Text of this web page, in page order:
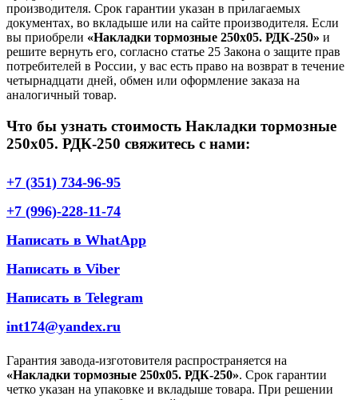
производителя. Срок гарантии указан в прилагаемых
документах, во вкладыше или на сайте производителя. Если
вы приобрели «Накладки тормозные 250х05. РДК-250» и
решите вернуть его, согласно статье 25 Закона о защите прав
потребителей в России, у вас есть право на возврат в течение
четырнадцати дней, обмен или оформление заказа на
аналогичный товар.
Что бы узнать стоимость Накладки тормозные
250х05. РДК-250 свяжитесь с нами:
+7 (351) 734-96-95
+7 (996)-228-11-74
Написать в WhatApp
Написать в Viber
Написать в Telegram
int174@yandex.ru
Гарантия завода-изготовителя распространяется на
«Накладки тормозные 250х05. РДК-250». Срок гарантии
четко указан на упаковке и вкладыше товара. При решении